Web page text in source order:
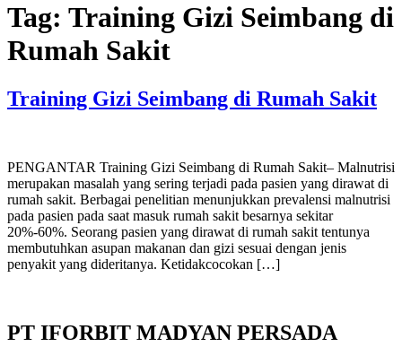
Tag: Training Gizi Seimbang di
Rumah Sakit
Training Gizi Seimbang di Rumah Sakit
PENGANTAR Training Gizi Seimbang di Rumah Sakit– Malnutrisi
merupakan masalah yang sering terjadi pada pasien yang dirawat di
rumah sakit. Berbagai penelitian menunjukkan prevalensi malnutrisi
pada pasien pada saat masuk rumah sakit besarnya sekitar
20%-60%. Seorang pasien yang dirawat di rumah sakit tentunya
membutuhkan asupan makanan dan gizi sesuai dengan jenis
penyakit yang dideritanya. Ketidakcocokan […]
PT IFORBIT MADYAN PERSADA